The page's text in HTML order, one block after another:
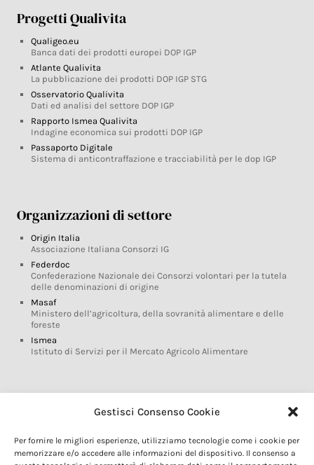
Gestisci Consenso Cookie
Per fornire le migliori esperienze, utilizziamo tecnologie come i cookie per
memorizzare e/o accedere alle informazioni del dispositivo. Il consenso a
Progetti Qualivita
Qualigeo.eu
Banca dati dei prodotti europei DOP IGP
Atlante Qualivita
La pubblicazione dei prodotti DOP IGP STG
Osservatorio Qualivita
Dati ed analisi del settore DOP IGP
Rapporto Ismea Qualivita
Indagine economica sui prodotti DOP IGP
Passaporto Digitale
Sistema di anticontraffazione e tracciabilità per le dop IGP
Organizzazioni di settore
Origin Italia
Associazione Italiana Consorzi IG
Federdoc
Confederazione Nazionale dei Consorzi volontari per la tutela
delle denominazioni di origine
Masaf
Ministero dell’agricoltura, della sovranità alimentare e delle
foreste
Ismea
Istituto di Servizi per il Mercato Agricolo Alimentare
Glossario DOP IGP
Marchi DOP IGP
Normativa prodotti DOP IGP